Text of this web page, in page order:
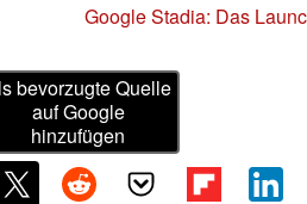
Google Stadia: Das
bevorzugte Quelle
auf Google
hinzufügen